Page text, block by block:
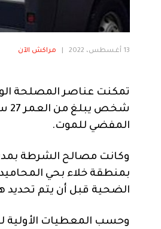
13 أغسطس، 2022 مراكش الآن
المفضي للموت.
وكانت مصالح الشرطة
بمنطقة خلاء بحي
الضحية قبل أن يتم تحديد
وحسب المعطيات الأولية